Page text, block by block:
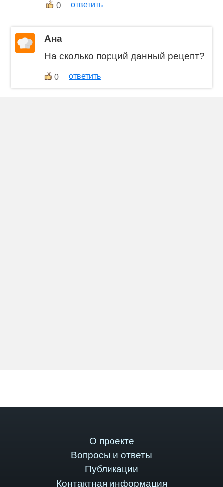
0 ответить
Ана
На сколько порций данный рецепт?
0 ответить
О проекте
Вопросы и ответы
Публикации
Контактная информация